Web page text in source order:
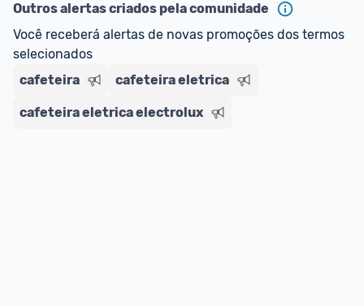
Outros alertas criados pela comunidade
Você receberá alertas de novas promoções dos termos
selecionados
cafeteira
cafeteira eletrica
cafeteira eletrica electrolux